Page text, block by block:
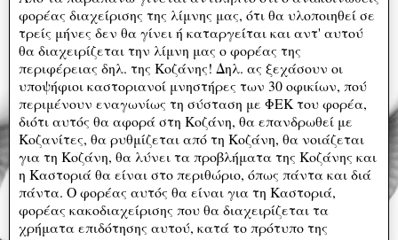
φορέας διαχείρισης της λίμνης μας, ότι θα υλοποιηθεί σε
τρείς μήνες δεν θα γίνει ή καταργείται και αντ' αυτού
θα διαχειρίζεται την λίμνη μας ο φορέας της
περιφέρειας δηλ. της Κοζάνης! Δηλ. ας ξεχάσουν οι
υποψήφιοι καστοριανοί μνηστήρες των 30 οφικίων, πού
περιμένουν εναγωνίως τη σύσταση με ΦΕΚ του φορέα,
διότι αυτός θα αφορά στη Κοζάνη, θα επανδρωθεί με
Κοζανίτες, θα ρυθμίζεται από τη Κοζάνη, θα νοιάζεται
για τη Κοζάνη, θα λύνει τα προβλήματα της Κοζάνης και
η Καστοριά θα είναι στο περιθώριο, όπως πάντα και διά
πάντα. Ο φορέας αυτός θα είναι για τη Καστοριά,
φορέας κακοδιαχείρισης που θα διαχειρίζεται τα
χρήματα επιδότησης αυτού, κατά το πρότυπο της